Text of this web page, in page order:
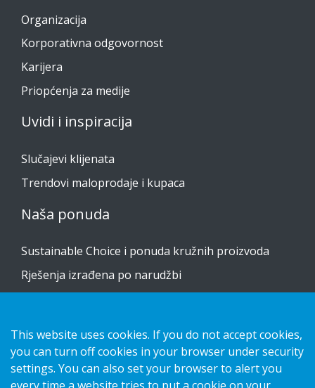
Organizacija
Korporativna odgovornost
Karijera
Priopćenja za medije
Uvidi i inspiracija
Slučajevi klijenata
Trendovi maloprodaje i kupaca
Naša ponuda
Sustainable Choice i ponuda kružnih proizvoda
Rješenja izrađena po narudžbi
Obratite nam se
This website uses cookies. If you do not accept cookies,
you can turn off cookies in your browser under security
settings. You can also set your browser to alert you